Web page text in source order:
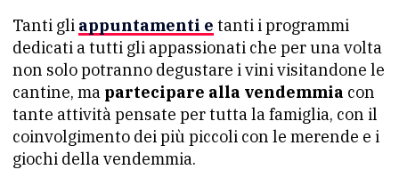
Tanti gli appuntamenti e tanti i programmi
dedicati a tutti gli appassionati che per una volta
non solo potranno degustare i vini visitandone le
cantine, ma partecipare alla vendemmia con
tante attività pensate per tutta la famiglia, con il
coinvolgimento dei più piccoli con le merende e i
giochi della vendemmia.